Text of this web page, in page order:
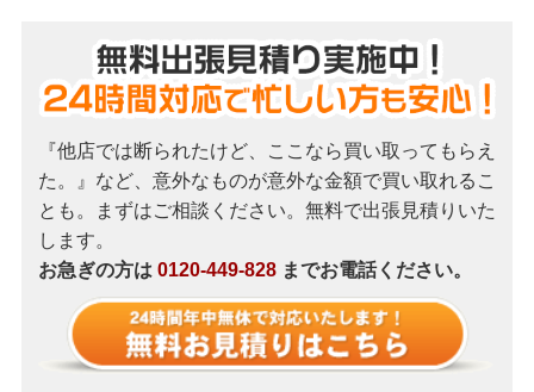
『他店では断られたけど、ここなら買い取ってもらえ
た。』など、意外なものが意外な金額で買い取れるこ
とも。まずはご相談ください。無料で出張見積りいた
します。
お急ぎの方は 0120-449-828までお電話ください。